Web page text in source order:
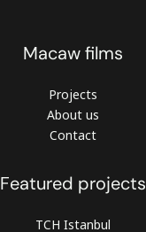
Macaw films
Projects
About us
Contact
Featured projects
TCH Istanbul